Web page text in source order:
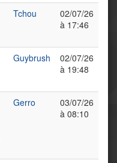
Tchou
02/07/26
à 17:46
Guybrush
02/07/26
à 19:48
Gerro
03/07/26
à 08:10